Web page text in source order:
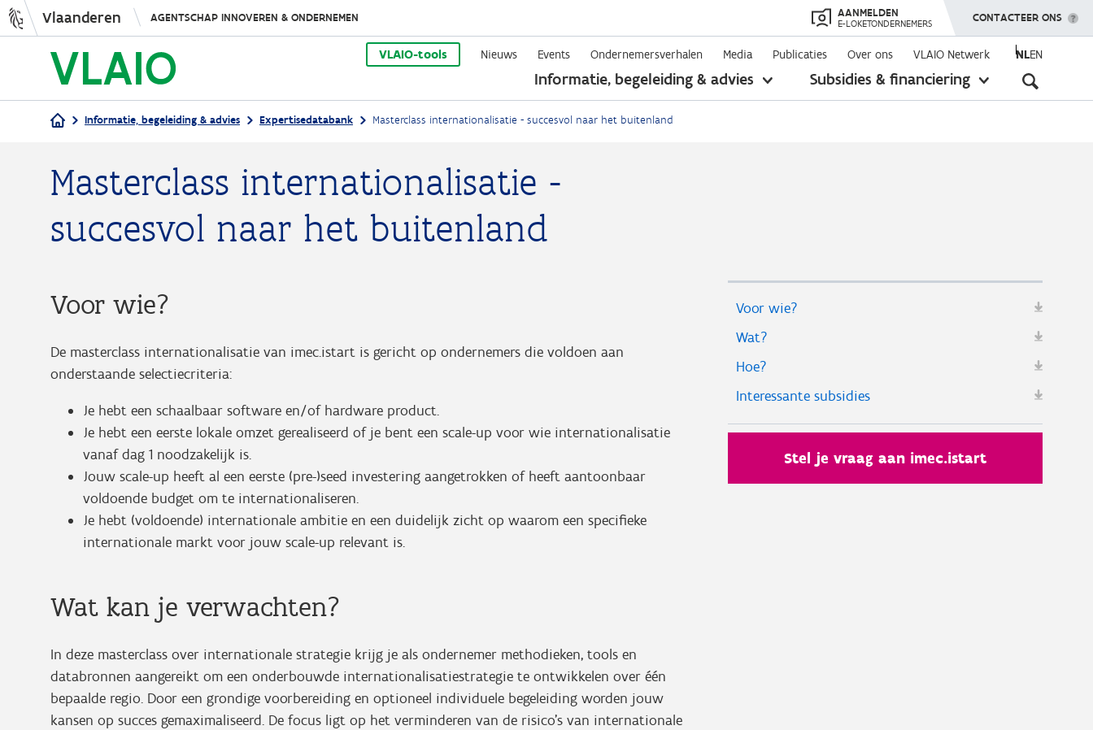
Overslaan
en
naar
de
inhoud
Vlaanderen AGENTSCHAP INNOVEREN & ONDERNEMEN AANMELDEN
E-LOKETONDERNEMERS TOON MENU
CONTACTEER ONS
VLAIO-tools Nieuws Events Ondernemersverhalen Media Publicaties Over ons VLAIO Netwerk NLEN
Informatie, begeleiding & advies
toon
Subsidies & financiering
toon
Kruimelpad
Informatie, begeleiding & advies Expertisedatabank Masterclass internationalisatie - succesvol naar het buitenland
Masterclass internationalisatie -
succesvol naar het buitenland
Voor wie?
De masterclass internationalisatie van imec.istart is gericht op ondernemers die voldoen aan
onderstaande selectiecriteria:
Je hebt een schaalbaar software en/of hardware product.
Je hebt een eerste lokale omzet gerealiseerd of je bent een scale-up voor wie internationalisatie
vanaf dag 1 noodzakelijk is.
Jouw scale-up heeft al een eerste (pre-)seed investering aangetrokken of heeft aantoonbaar
voldoende budget om te internationaliseren.
Je hebt (voldoende) internationale ambitie en een duidelijk zicht op waarom een specifieke
internationale markt voor jouw scale-up relevant is.
Wat kan je verwachten?
In deze masterclass over internationale strategie krijg je als ondernemer methodieken, tools en
databronnen aangereikt om een onderbouwde internationalisatiestrategie te ontwikkelen over één
bepaalde regio. Door een grondige voorbereiding en optioneel individuele begeleiding worden jouw
kansen op succes gemaximaliseerd. De focus ligt op het verminderen van de risico's van internationale
Voor wie?
Wat?
Hoe?
Interessante subsidies
Stel je vraag aan imec.istart